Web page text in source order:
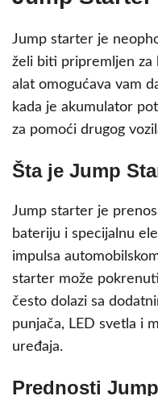
Jump starter je
želi biti pripremljen za
alat omogućava vam
kada je akumulator
za pomoći drugog
Šta je Jump
Jump starter je
bateriju i specijalnu
impulsa
starter može
često dolazi sa
punjača, LED svetla i
uređaja.
Prednosti